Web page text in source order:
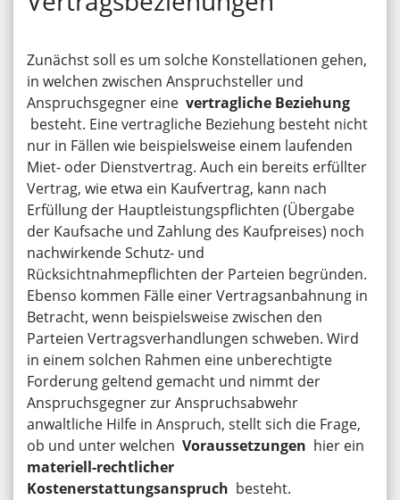
Zunächst soll es um solche Konstellationen gehen,
in welchen zwischen Anspruchsteller und
Anspruchsgegner eine vertragliche Beziehung
besteht. Eine vertragliche Beziehung besteht nicht
nur in Fällen wie beispielsweise einem laufenden
Miet- oder Dienstvertrag. Auch ein bereits erfüllter
Vertrag, wie etwa ein Kaufvertrag, kann nach
Erfüllung der Hauptleistungspflichten (Übergabe
der Kaufsache und Zahlung des Kaufpreises) noch
nachwirkende Schutz- und
Rücksichtnahmepflichten der Parteien begründen.
Ebenso kommen Fälle einer Vertragsanbahnung in
Betracht, wenn beispielsweise zwischen den
Parteien Vertragsverhandlungen schweben. Wird
in einem solchen Rahmen eine unberechtigte
Forderung geltend gemacht und nimmt der
Anspruchsgegner zur Anspruchsabwehr
anwaltliche Hilfe in Anspruch, stellt sich die Frage,
ob und unter welchen Voraussetzungen hier ein
materiell-rechtlicher
Kostenerstattungsanspruch besteht.